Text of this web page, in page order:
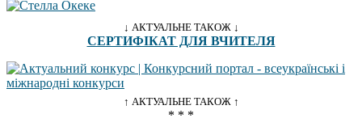
↓ АКТУАЛЬНЕ ТАКОЖ ↓
СЕРТИФІКАТ ДЛЯ ВЧИТЕЛЯ
↑ АКТУАЛЬНЕ ТАКОЖ ↑
* * *